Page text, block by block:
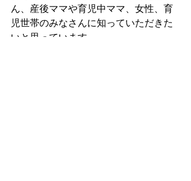
ん、産後ママや育児中ママ、女性、育
児世帯のみなさんに知っていただきた
いと思っています。